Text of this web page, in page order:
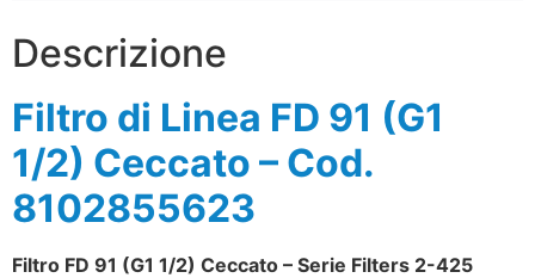
Descrizione
Filtro di Linea FD 91 (G1
1/2) Ceccato – Cod.
8102855623
Filtro FD 91 (G1 1/2) Ceccato – Serie Filters 2-425